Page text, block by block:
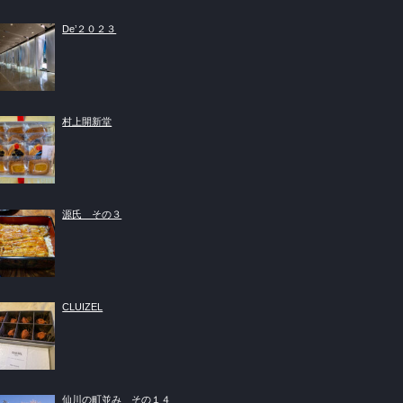
De’２０２３
村上開新堂
源氏 その３
CLUIZEL
仙川の町並み その１４